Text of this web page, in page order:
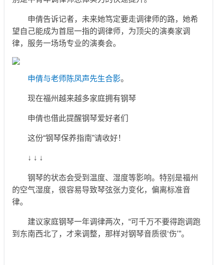
申倩告诉记者，未来她笃定要走调律师的路，她希
望自己能成为首屈一指的调律师，为顶尖的演奏家调
律，服务一场场专业的演奏会。
申倩与老师陈凤声先生合影。
现在福州越来越多家庭拥有钢琴
申倩也借此提醒钢琴爱好者们
这份“钢琴保养指南”请收好！
↓ ↓ ↓
钢琴的状态会受到温度、湿度等影响。特别是福州
的空气湿度，很容易导致琴弦张力变化，偏离标准音
律。
建议家庭钢琴一年调律两次，“可千万不要得跑调跑
到东南西北了，才来调整，那样对钢琴音质很‘伤’”。